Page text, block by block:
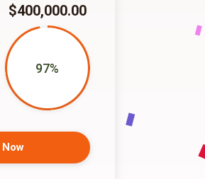
$400,000.00
97%
Now